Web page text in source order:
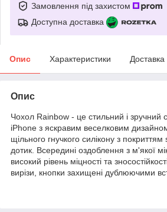
Замовлення під захистом
Доступна доставка
Опис Характеристики Доставка
Опис
Чохол Rainbow - це стильний і зручний
iPhone з яскравим веселковим
щільного гнучкого силікону з
дотик. Всередині оздоблення з м'якої
високий рівень міцності та
вирізи, кнопки захищені дублюючими